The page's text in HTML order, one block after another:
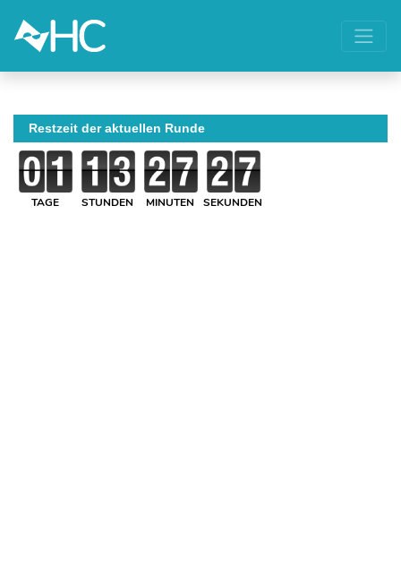
Restzeit der aktuellen Runde
TAGE STUNDEN MINUTEN SEKUNDEN